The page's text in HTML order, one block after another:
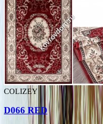
COLIZEY
D066 RED